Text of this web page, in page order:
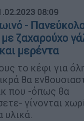
08:09
-
με ζαχαρούχο
μερέντα
το κέφι για
θα
που -όπως θα
γίνονται
υλικά.